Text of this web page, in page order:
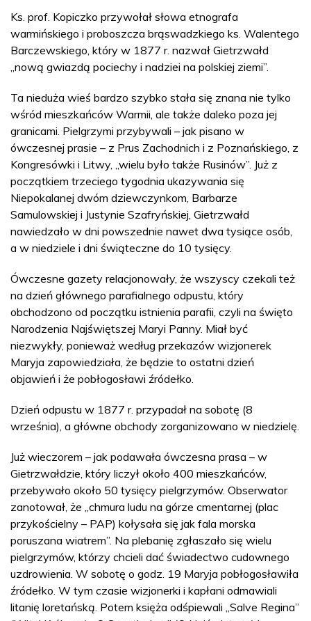
Ks. prof. Kopiczko przywołał słowa etnografa
warmińskiego i proboszcza brąswadzkiego ks. Walentego
Barczewskiego, który w 1877 r. nazwał Gietrzwałd
„nową gwiazdą pociechy i nadziei na polskiej ziemi”.
Ta nieduża wieś bardzo szybko stała się znana nie tylko
wśród mieszkańców Warmii, ale także daleko poza jej
granicami. Pielgrzymi przybywali – jak pisano w
ówczesnej prasie – z Prus Zachodnich i z Poznańskiego, z
Kongresówki i Litwy, „wielu było także Rusinów”. Już z
początkiem trzeciego tygodnia ukazywania się
Niepokalanej dwóm dziewczynkom, Barbarze
Samulowskiej i Justynie Szafryńskiej, Gietrzwałd
nawiedzało w dni powszednie nawet dwa tysiące osób,
a w niedziele i dni świąteczne do 10 tysięcy.
Ówczesne gazety relacjonowały, że wszyscy czekali też
na dzień głównego parafialnego odpustu, który
obchodzono od początku istnienia parafii, czyli na święto
Narodzenia Najświętszej Maryi Panny. Miał być
niezwykły, ponieważ według przekazów wizjonerek
Maryja zapowiedziała, że będzie to ostatni dzień
objawień i że pobłogosławi źródełko.
Dzień odpustu w 1877 r. przypadał na sobotę (8
września), a główne obchody zorganizowano w niedzielę.
Już wieczorem – jak podawała ówczesna prasa – w
Gietrzwałdzie, który liczył około 400 mieszkańców,
przebywało około 50 tysięcy pielgrzymów. Obserwator
zanotował, że „chmura ludu na górze cmentarnej (plac
przykościelny – PAP) kołysała się jak fala morska
poruszana wiatrem”. Na plebanię zgłaszało się wielu
pielgrzymów, którzy chcieli dać świadectwo cudownego
uzdrowienia. W sobotę o godz. 19 Maryja pobłogosławiła
źródełko. W tym czasie wizjonerki i kapłani odmawiali
litanię loretańską. Potem księża odśpiewali „Salve Regina”